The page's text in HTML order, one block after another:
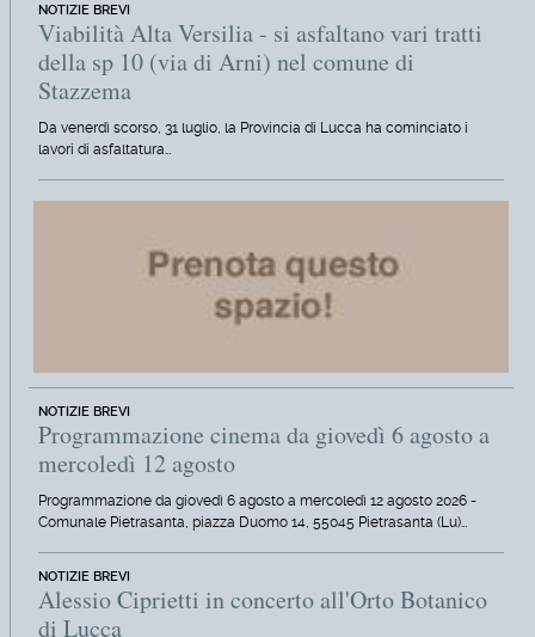
NOTIZIE BREVI
Viabilità Alta Versilia - si asfaltano vari tratti
della sp 10 (via di Arni) nel comune di
Stazzema
Da venerdì scorso, 31 luglio, la Provincia di Lucca ha cominciato i
lavori di asfaltatura…
NOTIZIE BREVI
Programmazione cinema da giovedì 6 agosto a
mercoledì 12 agosto
Programmazione da giovedì 6 agosto a mercoledì 12 agosto 2026 -
Comunale Pietrasanta, piazza Duomo 14, 55045 Pietrasanta (Lu)…
NOTIZIE BREVI
Alessio Ciprietti in concerto all'Orto Botanico
di Lucca